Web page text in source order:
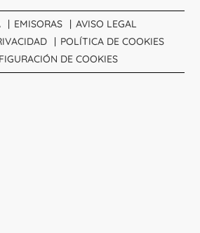
EMISORAS
AVISO LEGAL
POLÍTICA DE COOKIES
DE COOKIES